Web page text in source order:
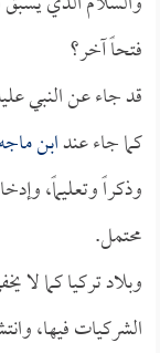
فتحاً آخر؟
قد جاء عن النبي
كما جاء عندابن ماجه
وذكراً وتعليماً،
محتمل.
وبلاد تركيا كما
الشركيات فيها،